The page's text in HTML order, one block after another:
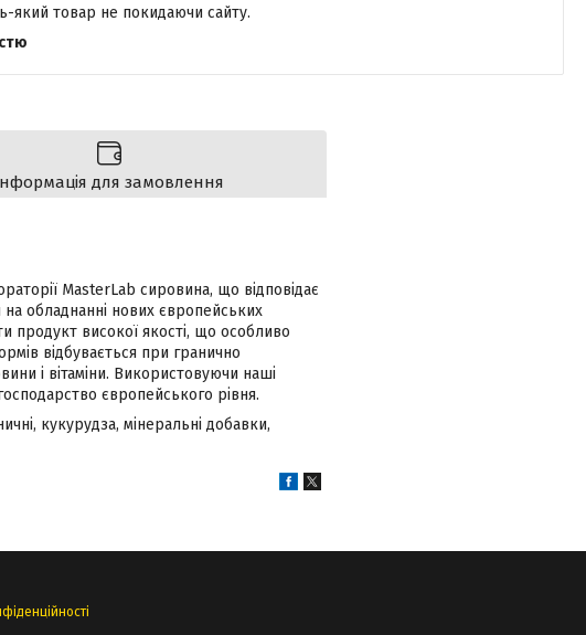
який товар не покидаючи сайту.
для замовлення
MasterLab сировина, що відповідає
обладнанні нових європейських
продукт високої якості, що особливо
відбувається при гранично
і вітаміни. Використовуючи наші
європейського рівня.
кукурудза, мінеральні добавки,